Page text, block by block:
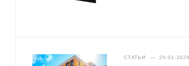
СТАТЬИ — 26.01.2026